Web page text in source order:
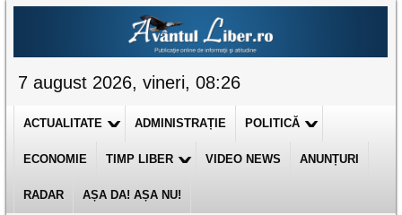
7 august 2026, vineri, 08:26
ACTUALITATE ADMINISTRAȚIE POLITICĂ
ECONOMIE TIMP LIBER VIDEO NEWS ANUNȚURI
RADAR AȘA DA! AȘA NU!